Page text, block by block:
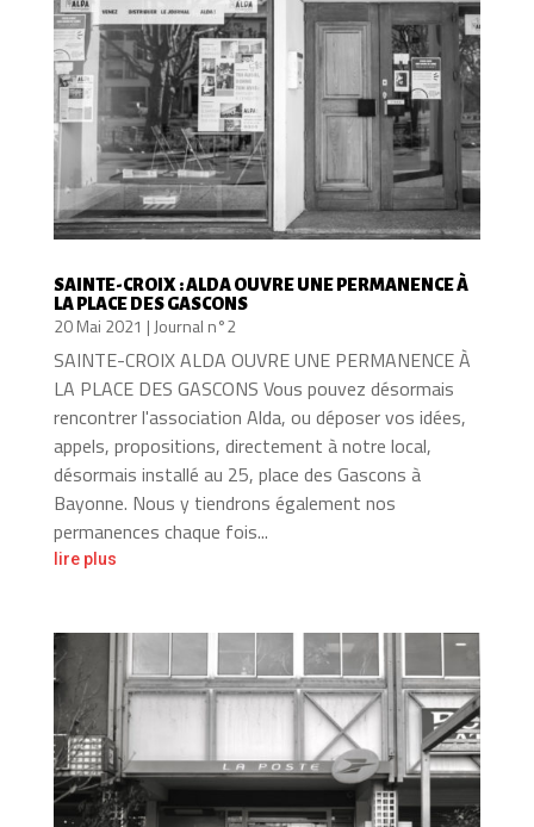
SAINTE-CROIX : ALDA OUVRE UNE PERMANENCE À
LA PLACE DES GASCONS
20 Mai 2021 |Journal n°2
SAINTE-CROIX ALDA OUVRE UNE PERMANENCE À
LA PLACE DES GASCONS Vous pouvez désormais
rencontrer l'association Alda, ou déposer vos idées,
appels, propositions, directement à notre local,
désormais installé au 25, place des Gascons à
Bayonne. Nous y tiendrons également nos
permanences chaque fois...
lire plus